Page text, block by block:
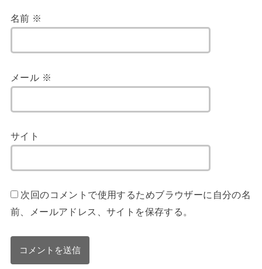
名前 ※
メール ※
サイト
次回のコメントで使用するためブラウザーに自分の名
前、メールアドレス、サイトを保存する。